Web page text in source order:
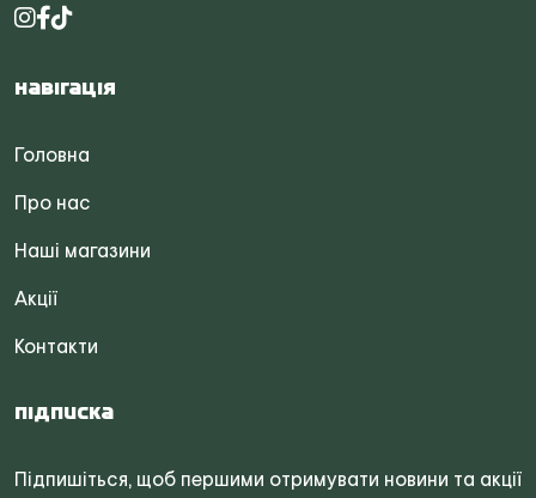
Навігація
Головна
Про нас
Наші магазини
Акції
Контакти
Підписка
Підпишіться, щоб першими отримувати новини та акції